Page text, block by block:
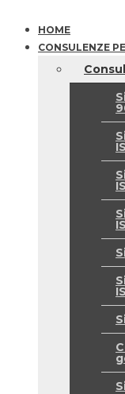
HOME
CONSULENZE